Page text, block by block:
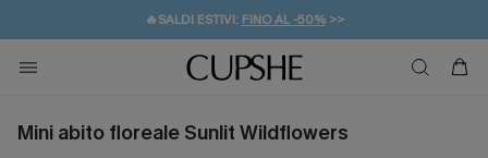
🔥SALDI ESTIVI: FINO AL -50%>>
🚚SPEDIZIONE GRATUITA DA 49€
💌REGALO PER I NUOVI: 20% DI SCONTO*
Mini abito floreale Sunlit Wildflowers